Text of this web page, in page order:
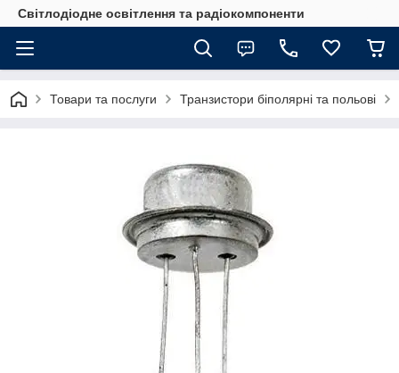
Світлодіодне освітлення та радіокомпоненти
Товари та послуги Транзистори біполярні та польові